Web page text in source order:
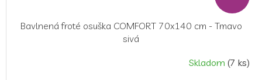
Bavlnená froté osuška COMFORT 70x140 cm - Tmavo
sivá
Skladom (7 ks)